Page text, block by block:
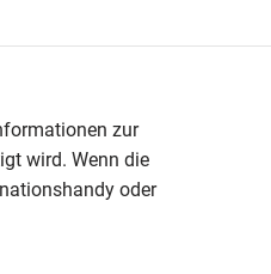
zur
wird. Wenn die
oder